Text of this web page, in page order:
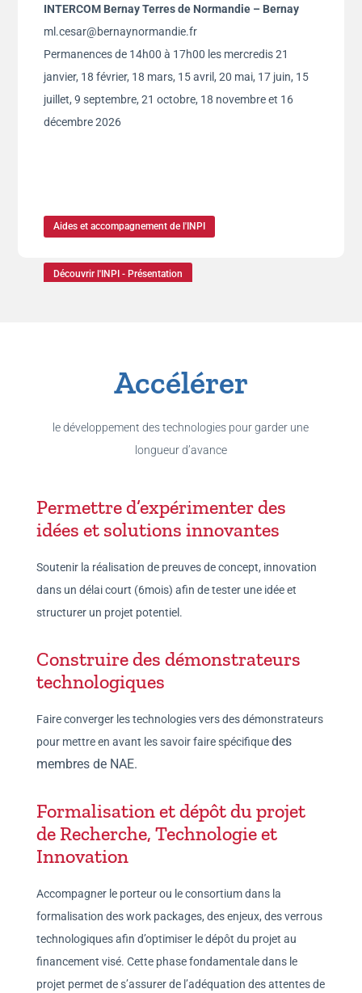
INTERCOM Bernay Terres de Normandie – Bernay
ml.cesar@bernaynormandie.fr
Permanences de 14h00 à 17h00 les mercredis 21
janvier, 18 février, 18 mars, 15 avril, 20 mai, 17 juin, 15
juillet, 9 septembre, 21 octobre, 18 novembre et 16
décembre 2026
Aides et accompagnement de l'INPI
Découvrir l'INPI - Présentation
Accélérer
le développement des technologies pour garder une
longueur d’avance
Permettre d’expérimenter des
idées et solutions innovantes
Soutenir la réalisation de preuves de concept, innovation
dans un délai court (6mois) afin de tester une idée et
structurer un projet potentiel.
Construire des démonstrateurs
technologiques
Faire converger les technologies vers des démonstrateurs
pour mettre en avant les savoir faire spécifiquedes
membres de NAE.
Formalisation et dépôt du projet
de Recherche, Technologie et
Innovation
Accompagner le porteur ou le consortium dans la
formalisation des work packages, des enjeux, des verrous
technologiques afin d’optimiser le dépôt du projet au
financement visé. Cette phase fondamentale dans le
projet permet de s’assurer de l’adéquation des attentes de